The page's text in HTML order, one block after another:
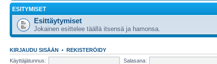
ESITYMISET
Esittäytymiset
Jokainen esittelee täällä itsensä ja hamonsa.
KIRJAUDU SISÄÄN • REKISTERÖIDY
Käyttäjätunnus:
Salasana: